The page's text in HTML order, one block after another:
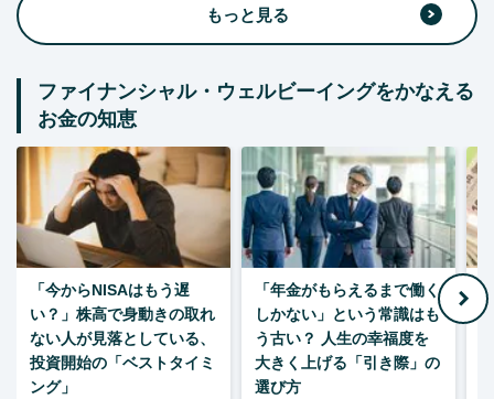
もっと見る
ファイナンシャル・ウェルビーイングをかなえる
お金の知恵
「今からNISAはもう遅
い？」株高で身動きの取れ
ない人が見落としている、
投資開始の「ベストタイミ
ング」
「年金がもらえるまで働く
しかない」という常識はも
う古い？ 人生の幸福度を
大きく上げる「引き際」の
選び方